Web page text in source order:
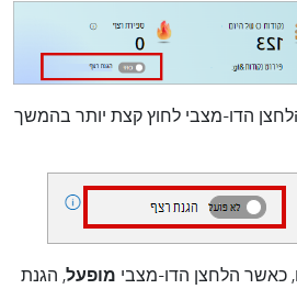
הדו-מצבי לחוץ קצת יותר בהמשך
כאשר הלחצן הדו-מצבי מופעל, הגנת